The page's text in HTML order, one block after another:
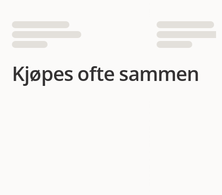
Kjøpes ofte sammen